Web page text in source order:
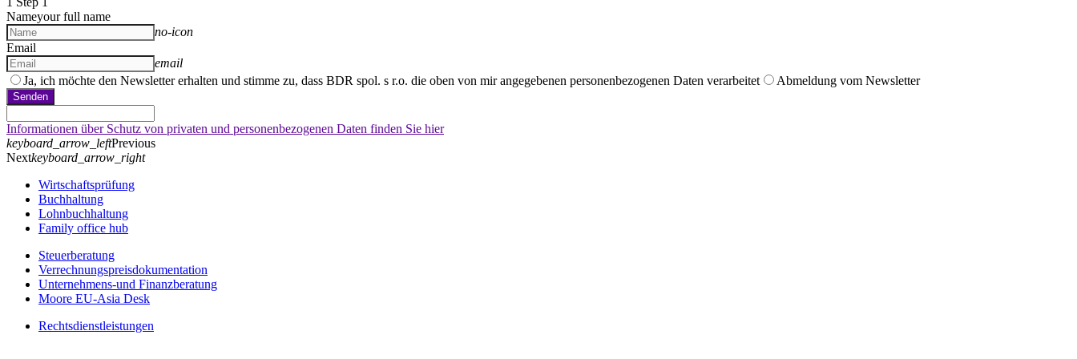
Nameyour full name
no-icon
Email
email
Ja, ich möchte den Newsletter erhalten und stimme zu, dass BDR spol. s r.o. die oben von mir angegebenen personenbezogenen Daten verarbeitet
Abmeldung vom Newsletter
Senden
Informationen über Schutz von privaten und personenbezogenen Daten finden Sie hier
keyboard_arrow_leftPrevious
Nextkeyboard_arrow_right
Wirtschaftsprüfung
Buchhaltung
Lohnbuchhaltung
Family office hub
Steuerberatung
Verrechnungspreisdokumentation
Unternehmens-und Finanzberatung
Moore EU-Asia Desk
Rechtsdienstleistungen